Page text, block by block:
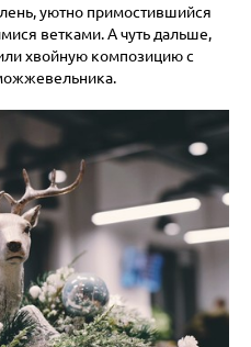
уютно примостившийся
ветками. А чуть дальше,
хвойную композицию с